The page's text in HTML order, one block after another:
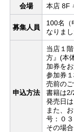
会場 本店 8F
募集人員
100名
なりまし
申込方法
当店１
方』(本
加券を
参加券
売前のご
書籍は
発売日は
また、
号：０
その場